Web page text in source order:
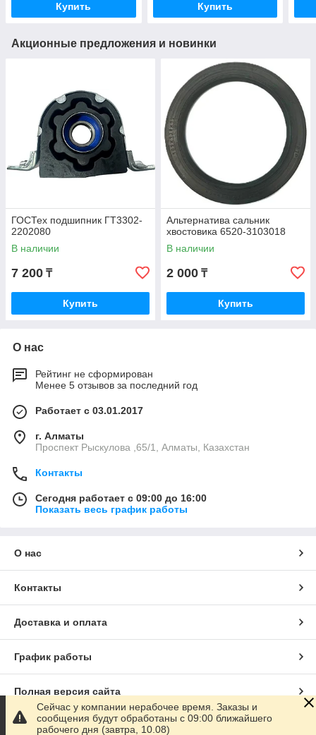
Купить Купить
Акционные предложения и новинки
ГОСТех подшипник ГТ3302-
2202080
В наличии
7 200 ₸
Купить
Альтернатива сальник
хвостовика 6520-3103018
В наличии
2 000 ₸
Купить
О нас
Рейтинг не сформирован
Менее 5 отзывов за последний год
Работает с 03.01.2017
г. Алматы
Проспект Рыскулова ,65/1, Алматы, Казахстан
Контакты
Сегодня работает с 09:00 до 16:00
Показать весь график работы
О нас
Контакты
Доставка и оплата
График работы
Полная версия сайта
Сайт создан на маркетплейсеSatu.kz
Сейчас у компании нерабочее время. Заказы и
сообщения будут обработаны с 09:00 ближайшего
рабочего дня (завтра, 10.08)